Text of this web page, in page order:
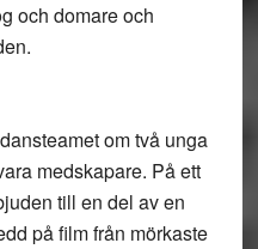
och domare och
om två unga
medskapare. På ett
till en del av en
på film från mörkaste